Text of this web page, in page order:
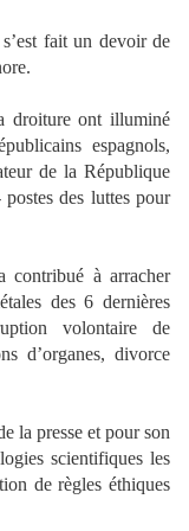
fait un devoir de
droiture ont illuminé
espagnols,
de la République
des luttes pour
à arracher
des 6 dernières
volontaire de
d’organes, divorce
la presse et pour son
scientifiques les
de règles éthiques